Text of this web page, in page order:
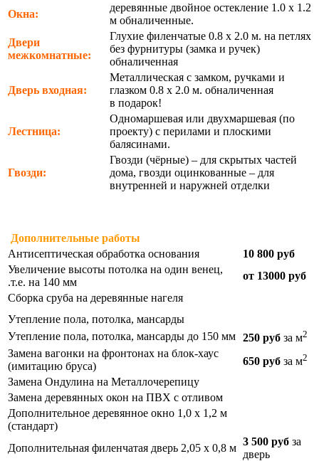
Окна:
деревянные двойное остекление 1.0 х 1.2
м обналиченные.
Двери
межкомнатные:
Глухие филенчатые 0.8 х 2.0 м. на петлях
без фурнитуры (замка и ручек)
обналиченная
Дверь входная:
Металлическая с замком, ручками и
глазком 0.8 х 2.0 м. обналиченная
в подарок!
Лестница:
Одномаршевая или двухмаршевая (по
проекту) с перилами и плоскими
балясинами.
Гвозди:
Гвозди (чёрные) – для скрытых частей
дома, гвозди оцинкованные – для
внутренней и наружней отделки
Дополнительные работы
Антисептическая обработка основания
10 800 руб
Увеличение высоты потолка на один венец,
.т.е. на 140 мм
от 13000 руб
Сборка сруба на деревянные нагеля
Утепление пола, потолка, мансарды
Утепление пола, потолка, мансарды до 150 мм 250 руб за м2
Замена вагонки на фронтонах на блок-хаус
(имитацию бруса)
650 руб за м2
Замена Ондулина на Металлочерепицу
Замена деревянных окон на ПВХ с отливом
Дополнительное деревянное окно 1,0 х 1,2 м
(стандарт)
Дополнительная филенчатая дверь 2,05 х 0,8 м
3 500 руб за
дверь